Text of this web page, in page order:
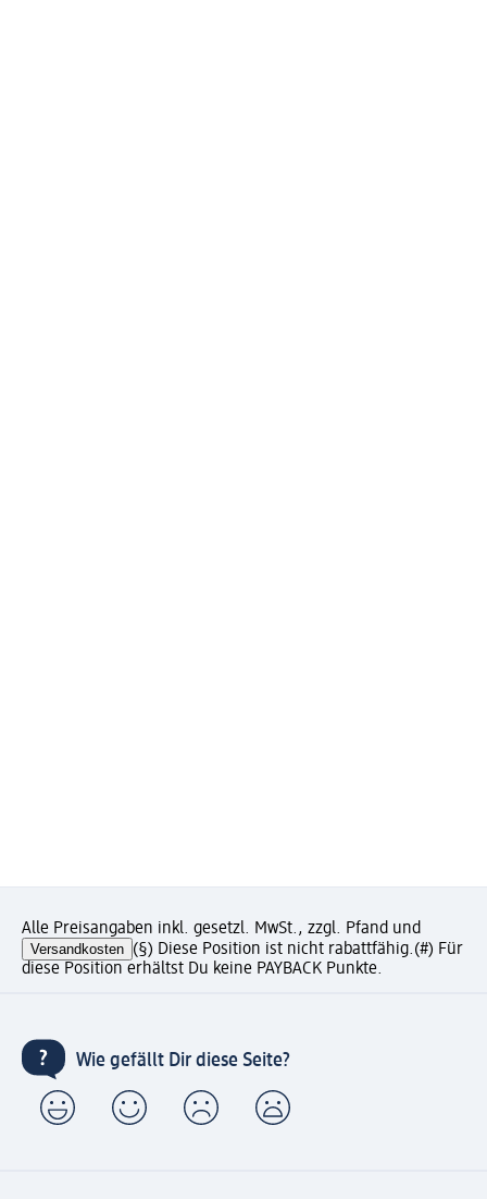
Alle Preisangaben inkl. gesetzl. MwSt., zzgl. Pfand und
Versandkosten (§) Diese Position ist nicht rabattfähig.(#) Für
diese Position erhältst Du keine PAYBACK Punkte.
Wie gefällt Dir diese Seite?